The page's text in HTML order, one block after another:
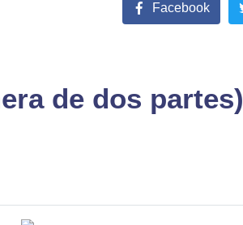
de dos partes)
Facebook